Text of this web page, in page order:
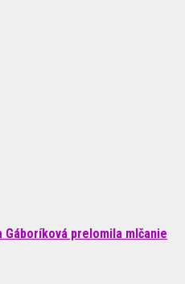
prelomila mlčanie